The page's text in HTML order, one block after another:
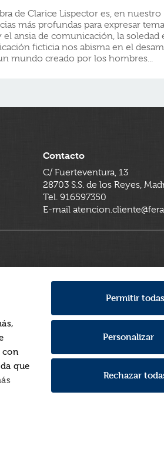
con
que
Permitir todas
Personalizar
Rechazar
de Clarice Lispector es, en nuestro
más profundas para expresar
ansia de comunicación, la soledad
ficticia nos abisma en el
mundo creado por los hombres...
Contacto
C/ Fuerteventura, 13
28703 S.S. de los Reyes,
Tel. 916597350
E-mail